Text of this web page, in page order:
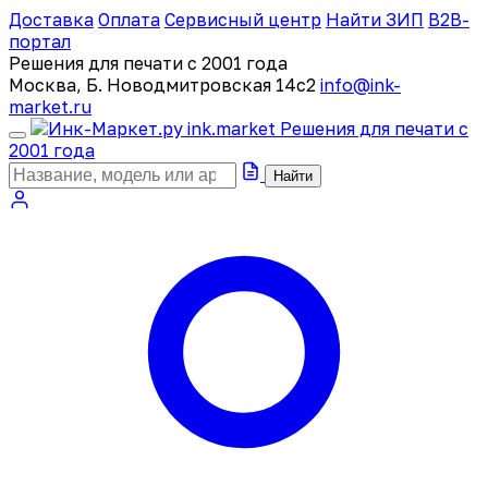
Доставка Оплата Сервисный центр Найти ЗИП B2B-
портал
Решения для печати с 2001 года
Москва, Б. Новодмитровская 14с2 info@ink-
market.ru
ink.market Решения для печати с
2001 года
Найти